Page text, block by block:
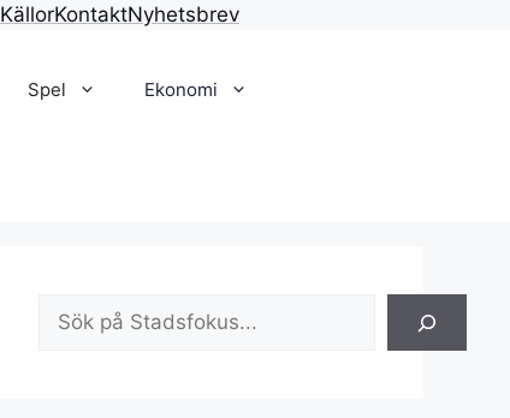
KällorKontaktNyhetsbrev
Spel Ekonomi
Sök